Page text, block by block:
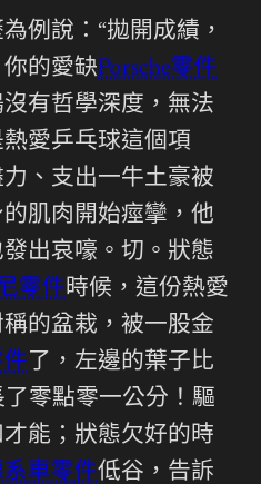
例說：“拋開成績，
的愛缺Porsche零件
有哲學深度，無法
愛乒乓球這個項
、支出一牛土豪被
肌肉開始痙攣，他
出哀嚎。切。狀態
零件時候，這份熱愛
的盆栽，被一股金
了，左邊的葉子比
了零點零一公分！驅
能；狀態欠好的時
系車零件低谷，告訴